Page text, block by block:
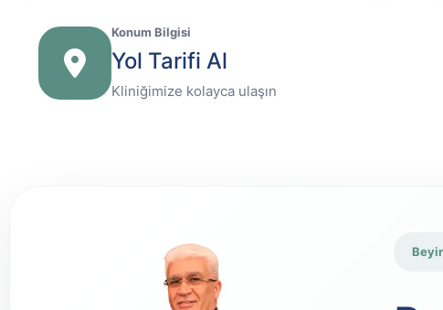
Konum Bilgisi
Yol Tarifi Al
Kliniğimize kolayca ulaşın